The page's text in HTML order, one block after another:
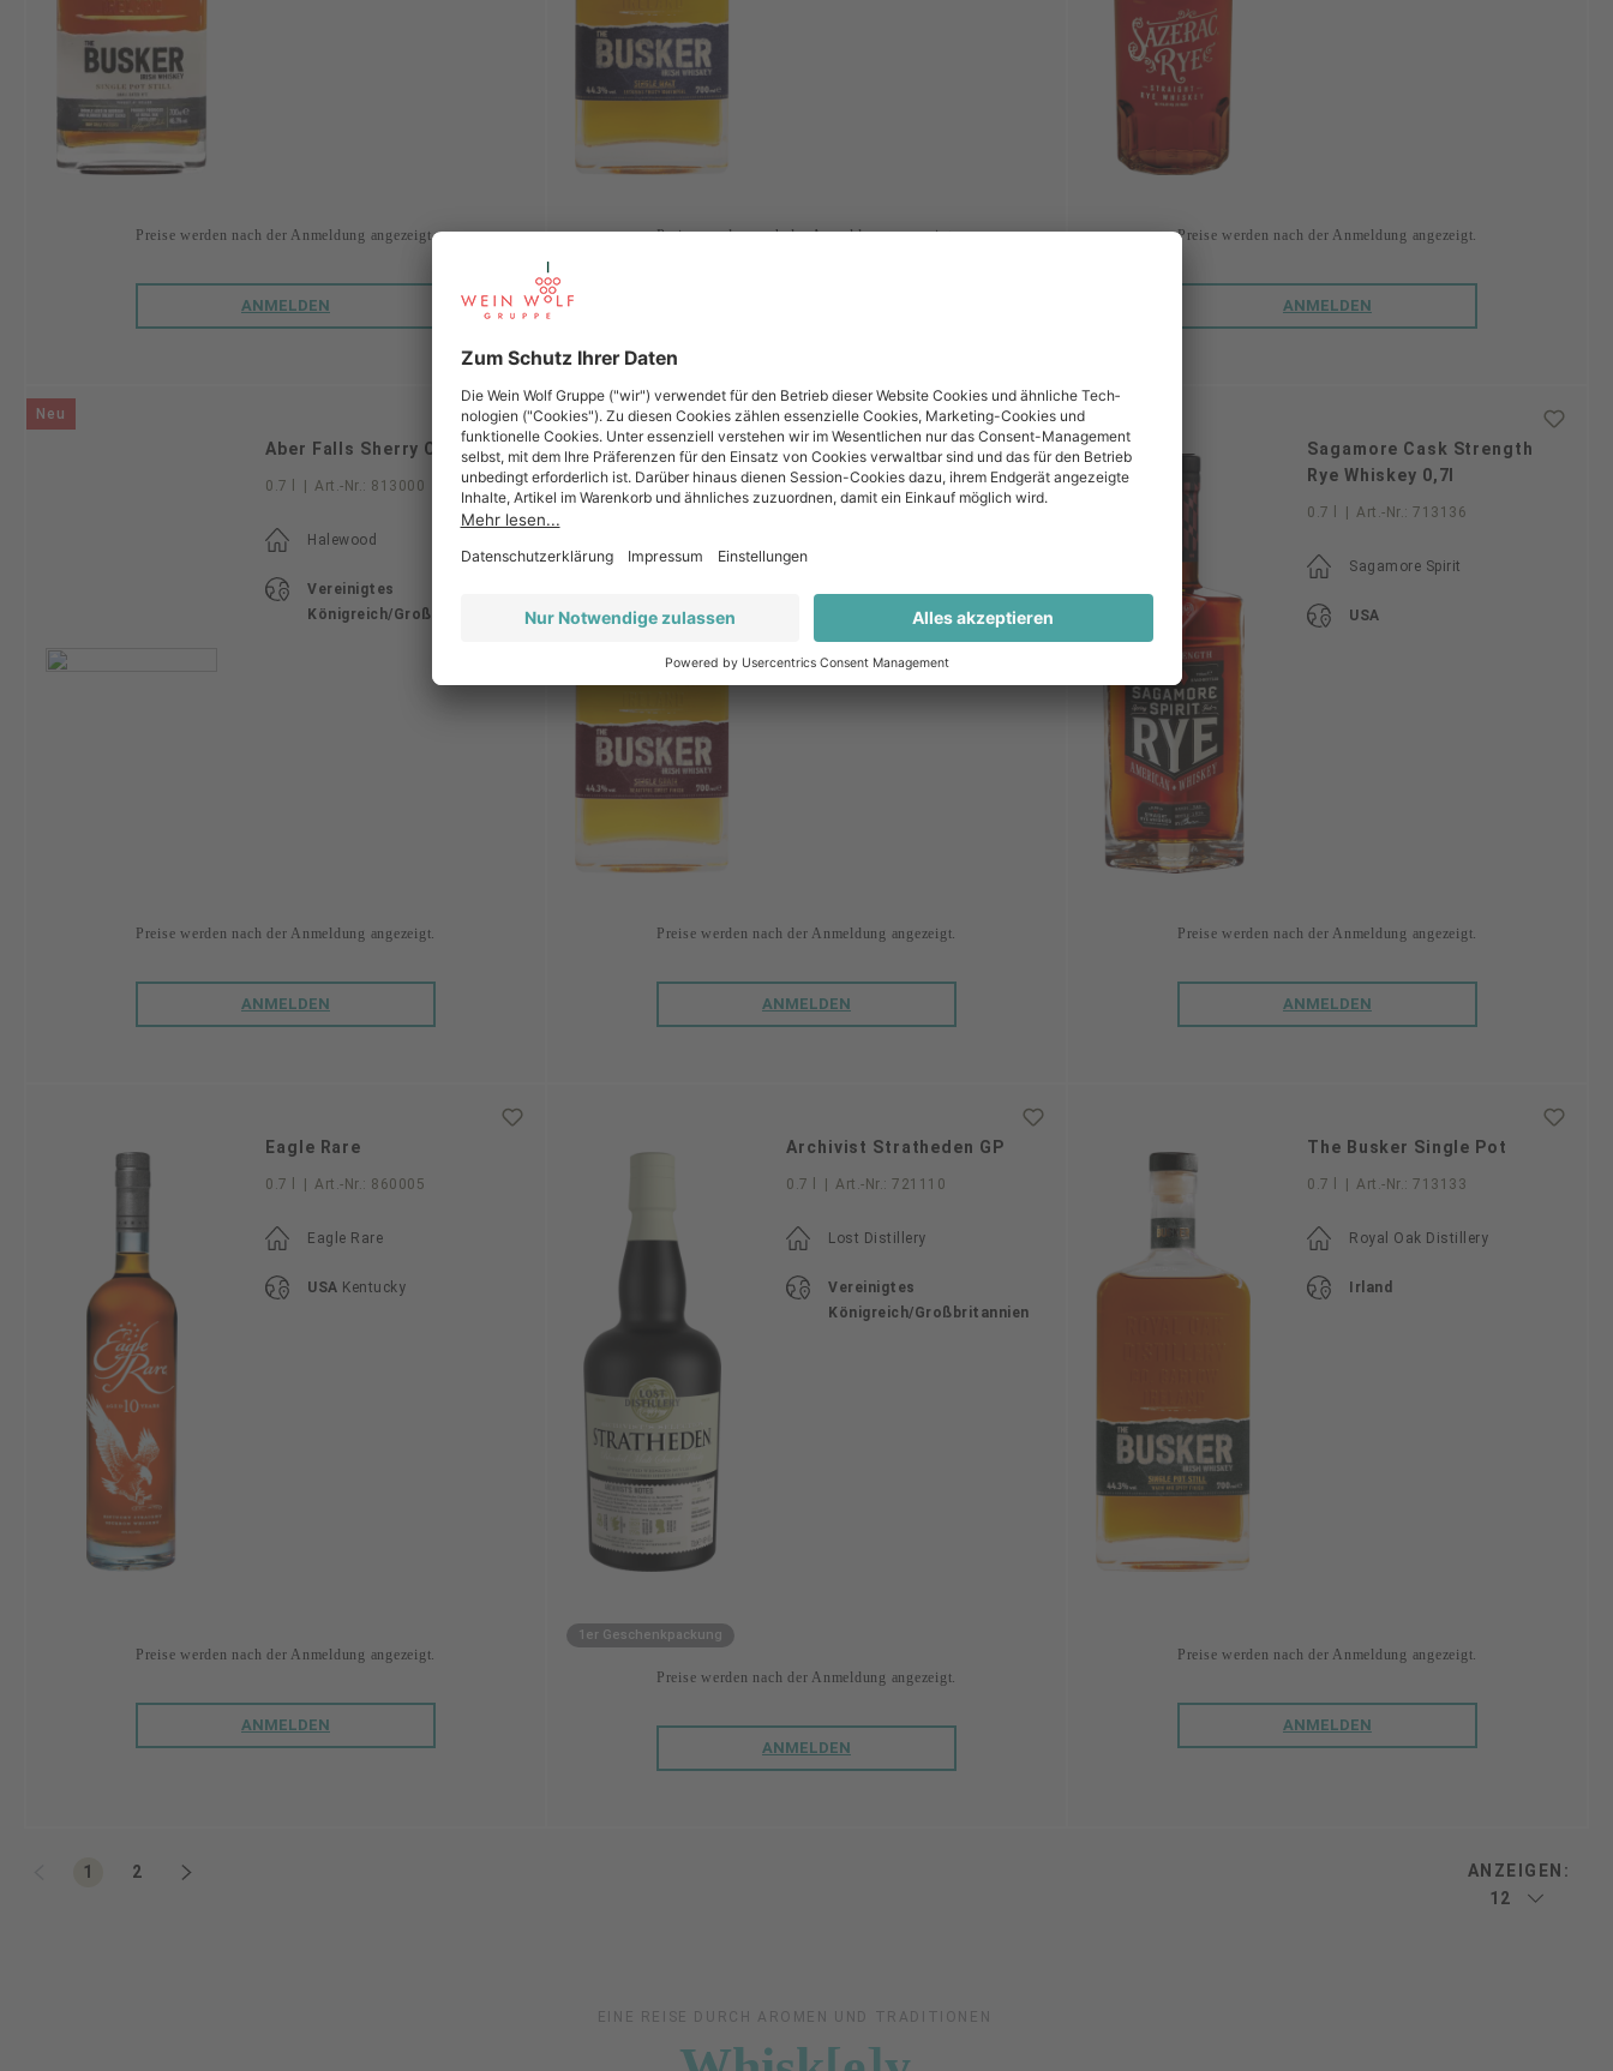
Preise werden nach der Anmeldung angezeigt.
ANMELDEN
Preise werden nach der Anmeldung angezeigt. Preise werden nach der Anmeldung angezeigt.
ANMELDEN
Neu
Aber Falls Sherry Cask
0.7 l | Art.-Nr.: 813000
Halewood
Vereinigtes
Königreich/Großbritannien
Preise werden nach der Anmeldung angezeigt.
ANMELDEN
The Busker Single Grain
0.7 l | Art.-Nr.:713130
Preise werden nach der Anmeldung angezeigt.
ANMELDEN
Sagamore Cask Strength
Rye Whiskey 0,7l
0.7 l | Art.-Nr.: 713136
Sagamore Spirit
USA
Preise werden nach der Anmeldung angezeigt.
ANMELDEN
Eagle Rare
0.7 l | Art.-Nr.: 860005
Eagle Rare
USA Kentucky
Preise werden nach der Anmeldung angezeigt.
ANMELDEN
Archivist Stratheden GP
0.7 l | Art.-Nr.: 721110
Lost Distillery
Vereinigtes
Königreich/Großbritannien
1er Geschenkpackung
Preise werden nach der Anmeldung angezeigt.
ANMELDEN
The Busker Single Pot
0.7 l | Art.-Nr.: 713133
Royal Oak Distillery
Irland
Preise werden nach der Anmeldung angezeigt.
ANMELDEN
Seite
1 Seite
2 ANZEIGEN:
EINE REISE DURCH AROMEN UND TRADITIONEN